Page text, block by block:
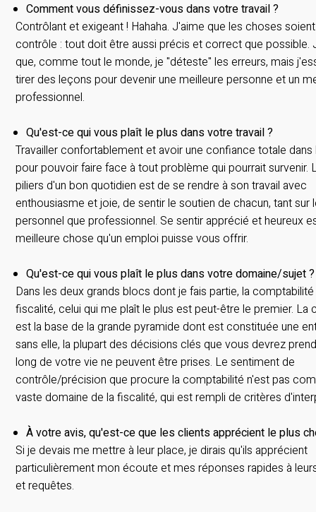
Comment vous définissez-vous dans votre travail ?
Contrôlant et exigeant ! Hahaha. J'aime que les choses
contrôle : tout doit être aussi précis et correct que possible.
que, comme tout le monde, je "déteste" les erreurs, mais
tirer des leçons pour devenir une meilleure personne et un
professionnel.
Qu'est-ce qui vous plaît le plus dans votre travail ?
Travailler confortablement et avoir une confiance totale dans
pour pouvoir faire face à tout problème qui pourrait survenir.
piliers d'un bon quotidien est de se rendre à son travail avec
enthousiasme et joie, de sentir le soutien de chacun, tant sur
personnel que professionnel. Se sentir apprécié et heureux
meilleure chose qu'un emploi puisse vous offrir.
Qu'est-ce qui vous plaît le plus dans votre domaine/sujet ?
Dans les deux grands blocs dont je fais partie, la
fiscalité, celui qui me plaît le plus est peut-être le premier. La
est la base de la grande pyramide dont est constituée une
sans elle, la plupart des décisions clés que vous devrez
long de votre vie ne peuvent être prises. Le sentiment de
contrôle/précision que procure la comptabilité n'est pas
vaste domaine de la fiscalité, qui est rempli de critères
À votre avis, qu'est-ce que les clients apprécient le plus
Si je devais me mettre à leur place, je dirais qu'ils apprécient
particulièrement mon écoute et mes réponses rapides à
et requêtes.